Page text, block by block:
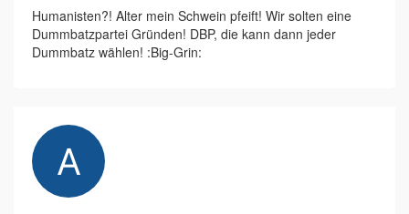
Humanisten?! Alter mein Schwein pfeift! Wir solten eine
Dummbatzpartei Gründen! DBP, die kann dann jeder
Dummbatz wählen! :Big-Grin: